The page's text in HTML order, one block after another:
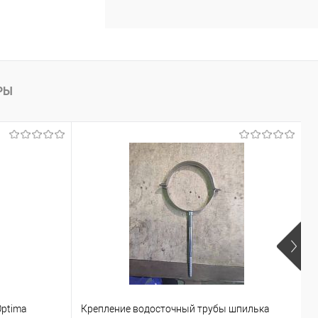
Крепление водосточный трубы шпилька